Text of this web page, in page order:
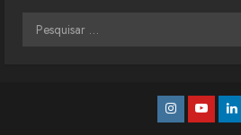
Pesquisar
Instagram
Youtube